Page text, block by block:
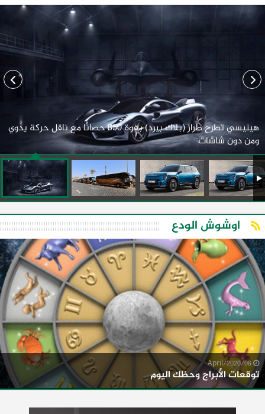
هينيسي تطرح طراز (بلاك بيرد) بقوة 850 حصانًا مع ناقل حركة يدوي
ومن دون شاشات
اوشوش الودع
توقعات الأبراج وحظك اليوم